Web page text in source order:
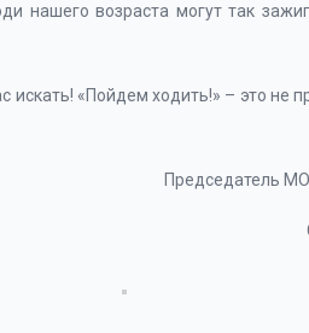
нашего возраста могут так
«Пойдем ходить!» – это не
Председатель